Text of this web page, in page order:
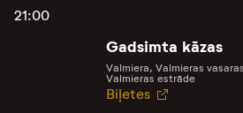
21:00
Gadsimta kāzas
Valmiera, Valmieras
Valmieras estrāde
Biļetes